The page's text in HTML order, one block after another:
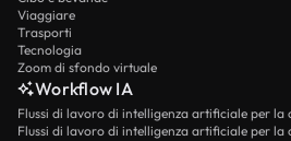
Viaggiare
Trasporti
Tecnologia
Zoom di sfondo virtuale
Workflow IA
Flussi di lavoro di intelligenza artificiale per la